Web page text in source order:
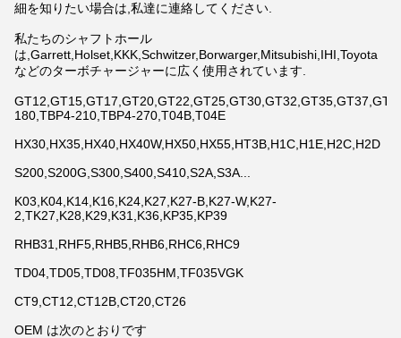
細を知りたい場合は,私達に連絡してください.
私たちのシャフトホール
は,Garrett,Holset,KKK,Schwitzer,Borwarger,Mitsubishi,IHI,Toyota
などのターボチャージャーに広く使用されています.
180,TBP4-210,TBP4-270,T04B,T04E
HX30,HX35,HX40,HX40W,HX50,HX55,HT3B,H1C,H1E,H2C,H2D
S200,S200G,S300,S400,S410,S2A,S3A...
K03,K04,K14,K16,K24,K27,K27-B,K27-W,K27-
2,TK27,K28,K29,K31,K36,KP35,KP39
RHB31,RHF5,RHB5,RHB6,RHC6,RHC9
TD04,TD05,TD08,TF035HM,TF035VGK
CT9,CT12,CT12B,CT20,CT26
OEM は次のとおりです